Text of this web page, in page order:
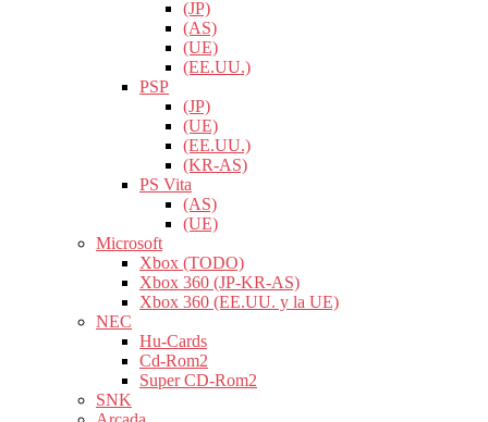
(JP)
(AS)
(UE)
(EE.UU.)
PSP
(JP)
(UE)
(EE.UU.)
(KR-AS)
PS Vita
(AS)
(UE)
Microsoft
Xbox (TODO)
Xbox 360 (JP-KR-AS)
Xbox 360 (EE.UU. y la UE)
NEC
Hu-Cards
Cd-Rom2
Super CD-Rom2
SNK